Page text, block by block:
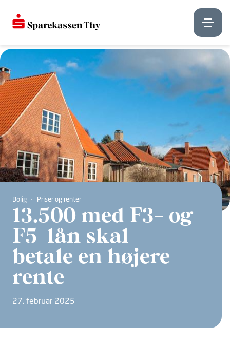
Bolig Priser og renter
13.500 med F3- og
F5-lån skal
betale en højere
rente
27. februar 2025